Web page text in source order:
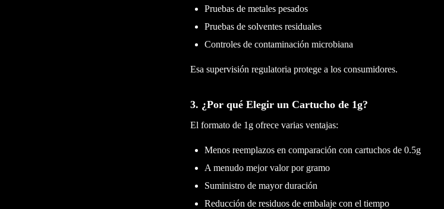
Pruebas de metales pesados
Pruebas de solventes residuales
Controles de contaminación microbiana
Esa supervisión regulatoria protege a los consumidores.
3. ¿Por qué Elegir un Cartucho de 1g?
El formato de 1g ofrece varias ventajas:
Menos reemplazos en comparación con cartuchos de 0.5g
A menudo mejor valor por gramo
Suministro de mayor duración
Reducción de residuos de embalaje con el tiempo